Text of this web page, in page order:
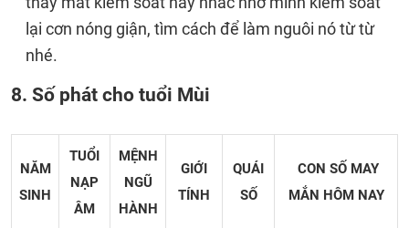
lại cơn nóng giận, tìm cách để làm nguôi nó từ từ
nhé.
8. Số phát cho tuổi Mùi
NĂM
SINH
TUỔI
NẠP
ÂM
MỆNH
NGŨ
HÀNH
GIỚI
TÍNH
QUÁI
SỐ
CON SỐ MAY
MẮN HÔM NAY